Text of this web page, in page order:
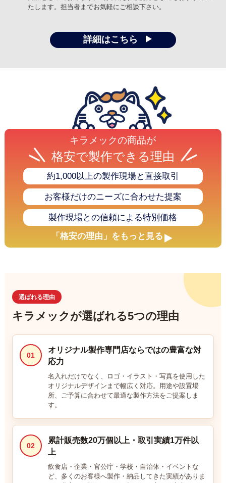
【サービスに関する満足度の理由】
【商品に関する満足度の理由】
祭参加者の誰ともかぶることなく大満足です。
オリジナル旗(成人式のぼり旗)・成人式扇子・提灯(成人式)
サービスの評価5 ★★★★★
投稿日：2026.1.16
打ち合わせの際にこちらの要望に全て満足がいく様真摯に対応して頂
宮田 綾子 様
オリジナル提灯(丸型)
サービスの評価5 ★★★★★
投稿日：2025.12.24
品質の高さ
【満足度の理由】
途中、商品の変更等、快く丁寧に対応して頂きました
【どんなことに利用されましたか？】
大和神社 様
サービスの評価4 ★★★★☆
投稿日：2025.12.17
短納期
見積依頼から納品まで、商品仕様、梱包数等の問い合わせの回答が迅
速に頂き、良かったです。
【どんなことに利用されましたか？】
【ご注文前に困っていることはありましたか？また、それは解決され
ましたか？】
特に問題ありません。
たします。担当者までお気軽にご相談下さい。
詳細はこちら
キラメックの商品が
格安で製作できる理由
約1,000以上の製作現場と直接取引
お客様だけのニーズに合わせた提案
製作現場との信頼による特別価格
「格安の理由」をもっと見る
選ばれる理由
キラメックが選ばれる5つの理由
01
オリジナル製作専門店ならではの豊富な対
応力
名入れだけでなく、ロゴ・イラスト・写真を使用した
オリジナルデザインまで幅広く対応。用途や設置場
所、ご予算に合わせて最適な製作方法をご提案しま
す。
02
累計販売数20万個以上・取引実績1万件以
上
飲食店・企業・官公庁・学校・自治体・イベントな
ど、多くのお客様へ製作・納品してきた実績がありま